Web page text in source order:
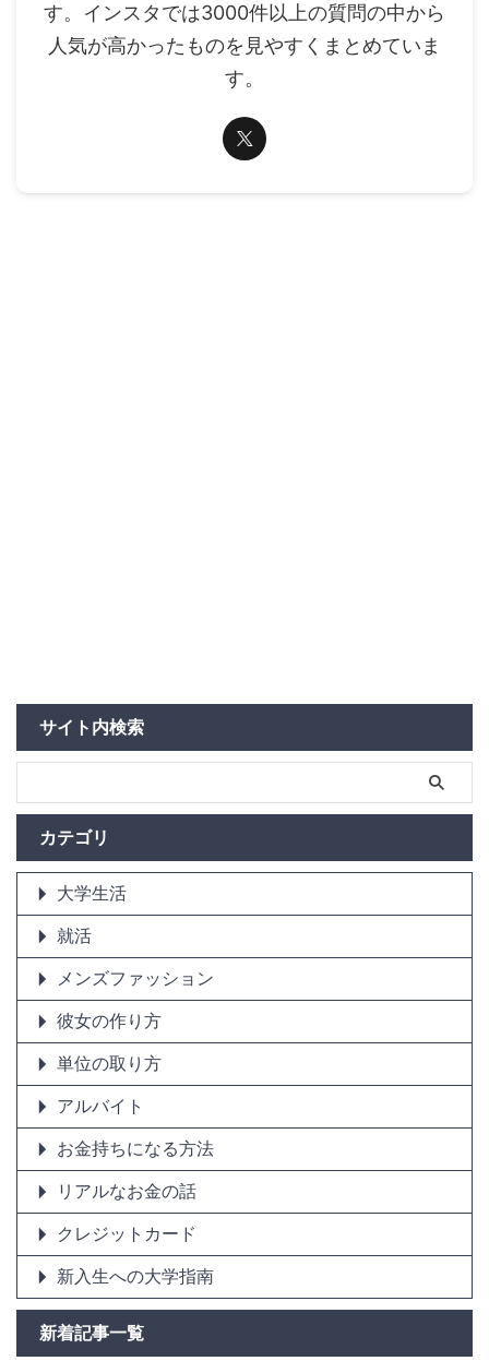
す。インスタでは3000件以上の質問の中から
人気が高かったものを見やすくまとめていま
す。
サイト内検索
カテゴリ
大学生活
就活
メンズファッション
彼女の作り方
単位の取り方
アルバイト
お金持ちになる方法
リアルなお金の話
クレジットカード
新入生への大学指南
新着記事一覧